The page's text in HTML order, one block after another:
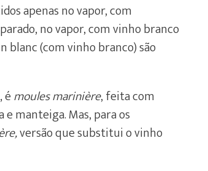
apenas no vapor, com
no vapor, com vinho branco
blanc (com vinho branco) são
émoules marinière, feita com
manteiga. Mas, para os
versão que substitui o vinho